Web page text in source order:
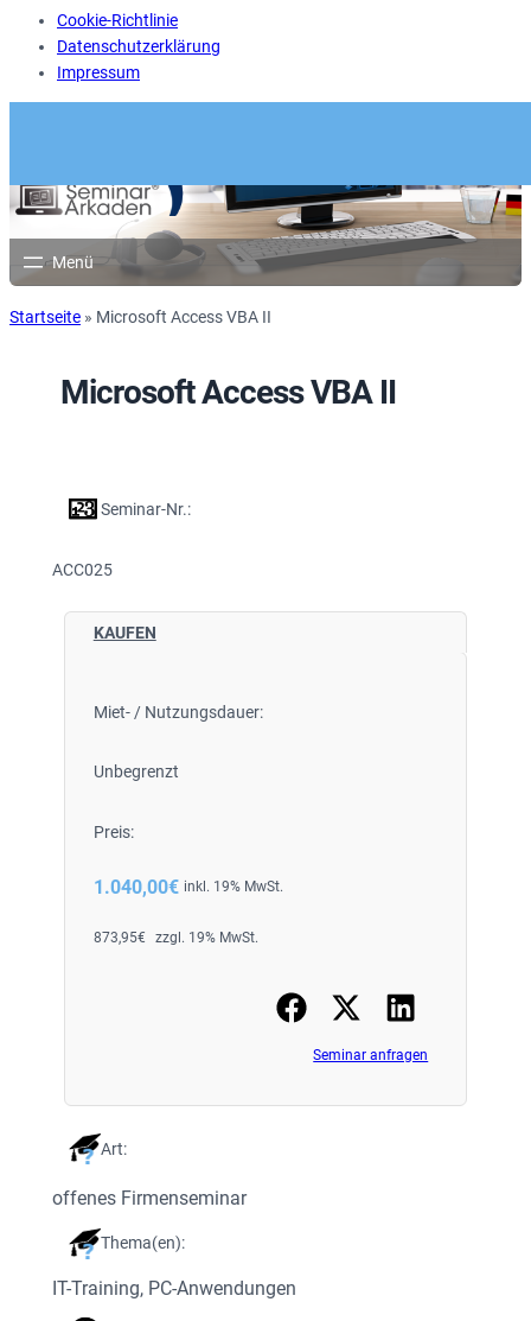
Cookie-Richtlinie
Datenschutzerklärung
Impressum
Startseite » Microsoft Access VBA II
Microsoft Access VBA II
Seminar-Nr.:
ACC025
KAUFEN
Miet- / Nutzungsdauer:
Unbegrenzt
Preis:
1.040,00€ inkl. 19% MwSt.
873,95€ zzgl. 19% MwSt.
Seminar anfragen
Art:
offenes Firmenseminar
Thema(en):
IT-Training, PC-Anwendungen